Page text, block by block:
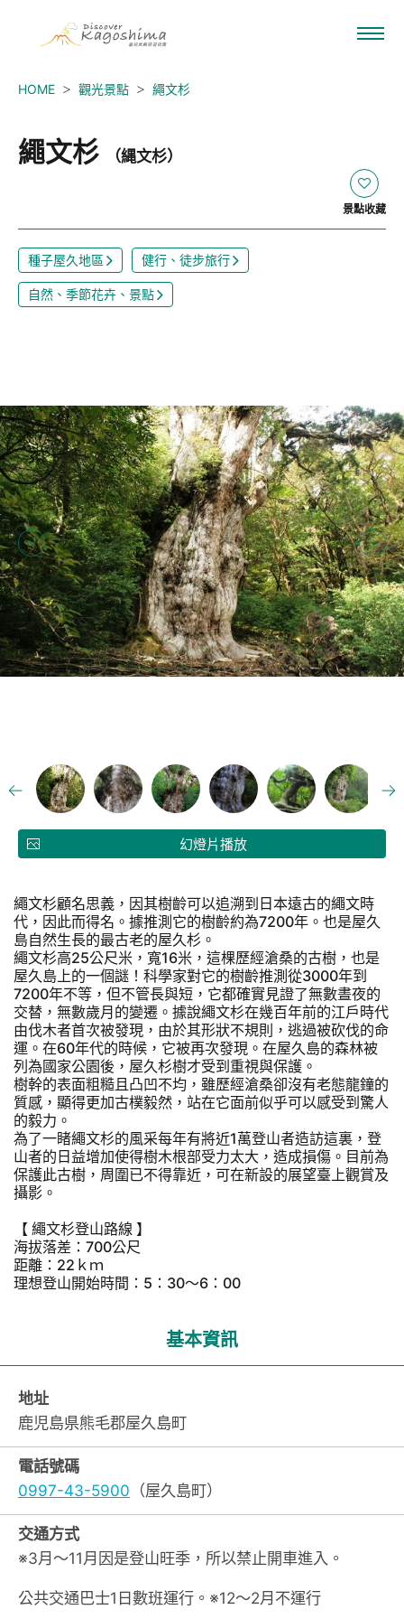
HOME 觀光景點 繩文杉
繩文杉 （縄文杉）
景點收藏
種子屋久地區 健行、徒步旅行
自然、季節花卉、景點
幻燈片播放
繩文杉顧名思義，因其樹齡可以追溯到日本遠古的繩文時
代，因此而得名。據推測它的樹齡約為7200年。也是屋久
島自然生長的最古老的屋久杉。
繩文杉高25公尺米，寬16米，這棵歷經滄桑的古樹，也是
屋久島上的一個謎！科學家對它的樹齡推測從3000年到
7200年不等，但不管長與短，它都確實見證了無數晝夜的
交替，無數歲月的變遷。據說繩文杉在幾百年前的江戶時代
由伐木者首次被發現，由於其形狀不規則，逃過被砍伐的命
運。在60年代的時候，它被再次發現。在屋久島的森林被
列為國家公園後，屋久杉樹才受到重視與保護。
樹幹的表面粗糙且凸凹不均，雖歷經滄桑卻沒有老態龍鐘的
質感，顯得更加古樸毅然，站在它面前似乎可以感受到驚人
的毅力。
為了一睹繩文杉的風采每年有將近1萬登山者造訪這裏，登
山者的日益增加使得樹木根部受力太大，造成損傷。目前為
保護此古樹，周圍已不得靠近，可在新設的展望臺上觀賞及
攝影。
【 繩文杉登山路線 】
海拔落差：700公尺
距離：22ｋｍ
理想登山開始時間：5：30～6：00
基本資訊
地址
鹿児島県熊毛郡屋久島町
電話號碼
0997-43-5900 （屋久島町）
交通方式
※3月～11月因是登山旺季，所以禁止開車進入。
公共交通巴士1日數班運行。※12～2月不運行